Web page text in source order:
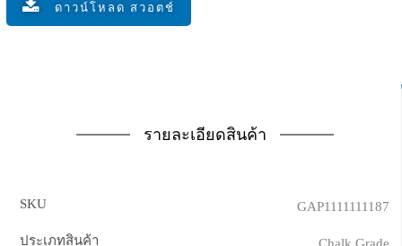
ดาวน์โหลด สวอตช์
รายละเอียดสินค้า
SKU GAP1111111187
ประเภทสินค้า